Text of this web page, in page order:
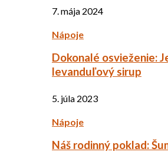
7. mája 2024
Nápoje
Dokonalé osvieženie:
levanduľový sirup
5. júla 2023
Nápoje
Náš rodinný poklad: